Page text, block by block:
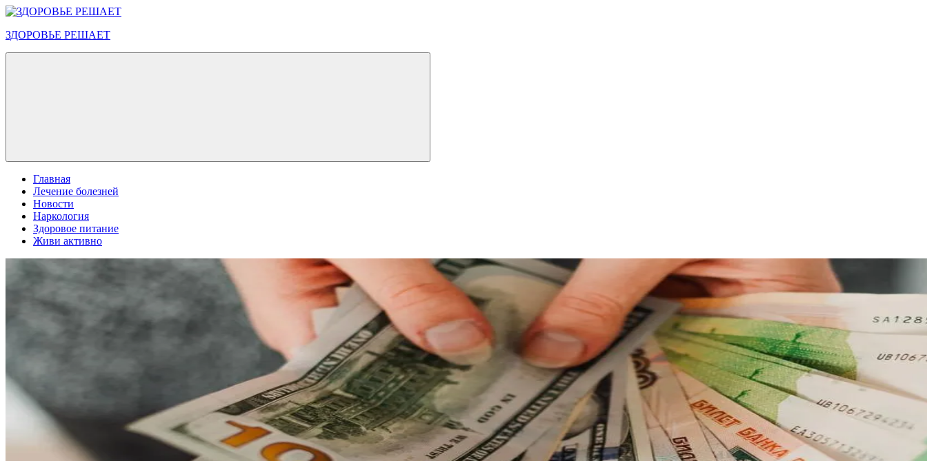
Перейти
содержимому
ЗДОРОВЬЕ РЕШАЕТ
Меню
Главная
Лечение болезней
Новости
Наркология
Здоровое питание
Живи активно